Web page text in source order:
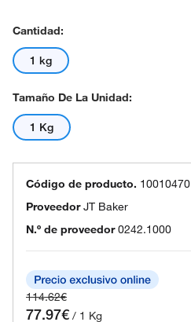
Cantidad:
1 kg
Tamaño De La Unidad:
1 Kg
Código de producto. 10010470
ProveedorJT Baker
N.º de proveedor 0242.1000
114.62€
77.97€ / 1 Kg